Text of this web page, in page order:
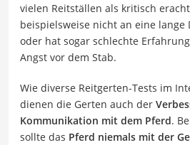
vielen Reitställen als kritisch
beispielsweise nicht an eine lange
oder hat sogar schlechte
Angst vor dem Stab.
Wie diverse Reitgerten-Tests im
dienen die Gerten auch der
Kommunikation mit dem Pferd.
sollte das Pferd niemals mit der